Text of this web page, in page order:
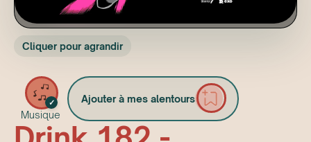
Cliquer pour agrandir
✓
Musique
Ajouter à mes alentours